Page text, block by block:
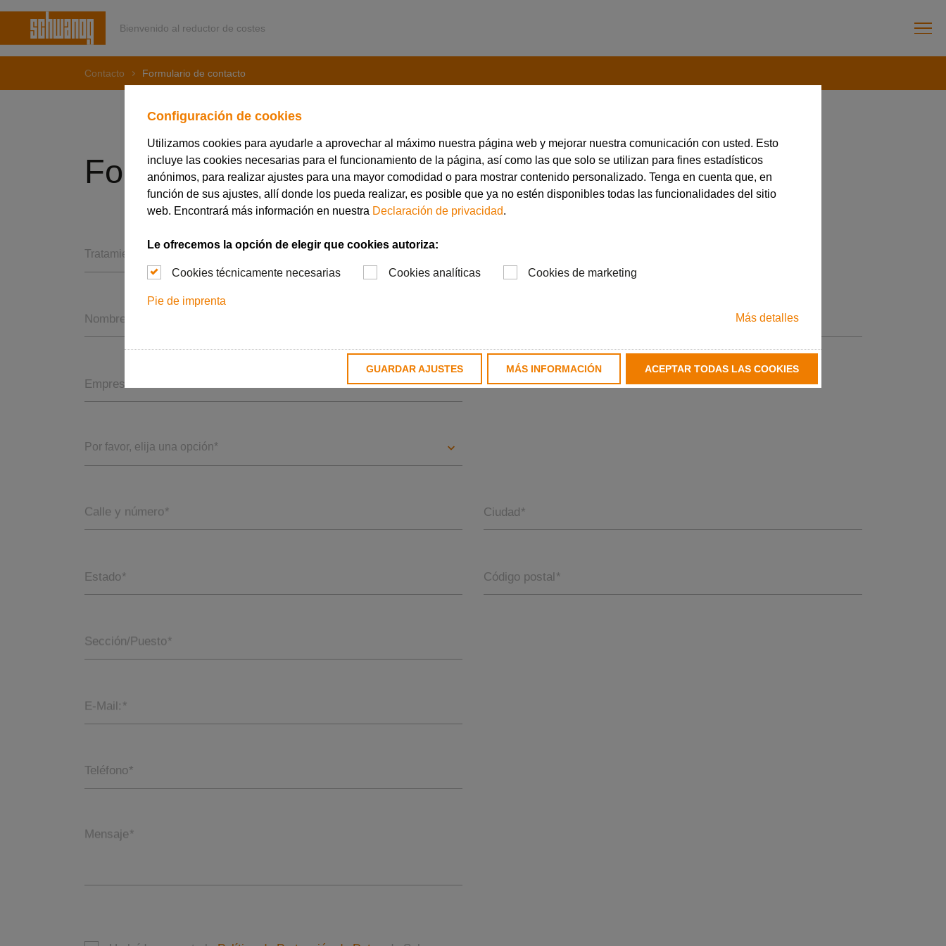
Configuración de cookies
Utilizamos cookies para ayudarle a aprovechar al máximo nuestra página web y mejorar nuestra comunicación con usted. Esto
incluye las cookies necesarias para el funcionamiento de la página, así como las que solo se utilizan para fines estadísticos
anónimos, para realizar ajustes para una mayor comodidad o para mostrar contenido personalizado. Tenga en cuenta que, en
función de sus ajustes, allí donde los pueda realizar, es posible que ya no estén disponibles todas las funcionalidades del sitio
web. Encontrará más información en nuestra Declaración de privacidad.
Le ofrecemos la opción de elegir que cookies autoriza:
Cookies técnicamente necesarias Cookies analíticas Cookies de marketing
Pie de imprenta
Más detalles
GUARDAR AJUSTES MÁS INFORMACIÓN ACEPTAR TODAS LAS COOKIES
Bienvenido al reductor de costes
Contacto Formulario de contacto
Formulario de contacto
Tratamiento *
Nombre
Empresa
Por favor, elija una opción*
Calle y número* Ciudad*
Estado* Código postal*
Sección/Puesto*
E-Mail:*
Teléfono*
Mensaje*